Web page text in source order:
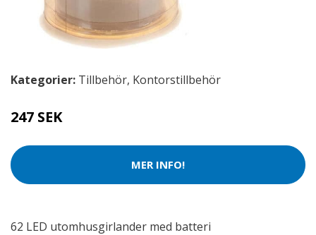
Kategorier: Tillbehör, Kontorstillbehör
247 SEK
MER INFO!
62 LED utomhusgirlander med batteri